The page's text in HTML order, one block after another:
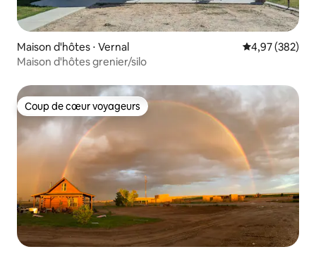
Maison d'hôtes ⋅ Vernal Évaluation
4,97 (382)
Maison d'hôtes grenier/silo
Coup de cœur voyageurs
Coup de cœur voyageurs